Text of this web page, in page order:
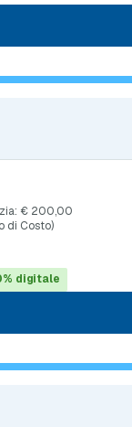
€ 200,00
di Costo)
digitale